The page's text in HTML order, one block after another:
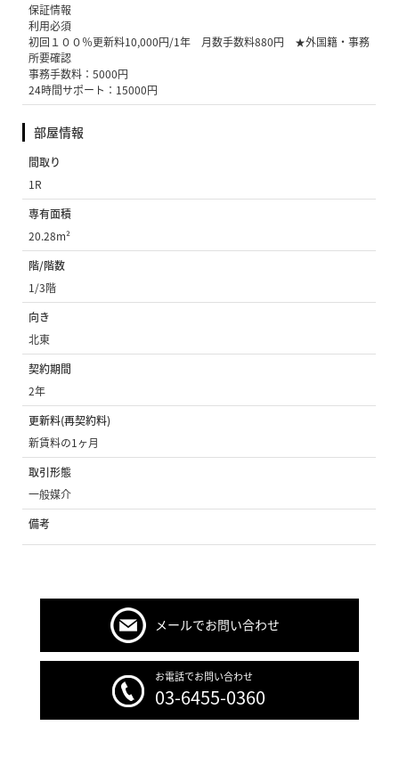
保証情報
利用必須
初回１００％更新料10,000円/1年 月数手数料880円 ★外国籍・事務
所要確認
事務手数料：5000円
24時間サポート：15000円
部屋情報
間取り
1R
専有面積
20.28m²
階/階数
1/3階
向き
北東
契約期間
2年
更新料(再契約料)
新賃料の1ヶ月
取引形態
一般媒介
備考
メールでお問い合わせ
お電話でお問い合わせ
03-6455-0360